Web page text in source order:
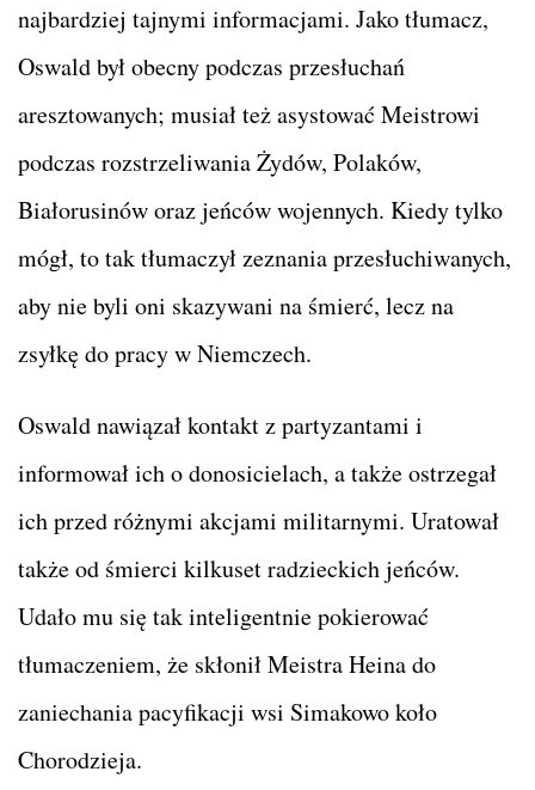
najbardziej tajnymi informacjami. Jako tłumacz,
Oswald był obecny podczas przesłuchań
aresztowanych; musiał też asystować Meistrowi
podczas rozstrzeliwania Żydów, Polaków,
Białorusinów oraz jeńców wojennych. Kiedy tylko
mógł, to tak tłumaczył zeznania przesłuchiwanych,
aby nie byli oni skazywani na śmierć, lecz na
zsyłkę do pracy w Niemczech.
Oswald nawiązał kontakt z partyzantami i
informował ich o donosicielach, a także ostrzegał
ich przed różnymi akcjami militarnymi. Uratował
także od śmierci kilkuset radzieckich jeńców.
Udało mu się tak inteligentnie pokierować
tłumaczeniem, że skłonił Meistra Heina do
zaniechania pacyfikacji wsi Simakowo koło
Chorodzieja.